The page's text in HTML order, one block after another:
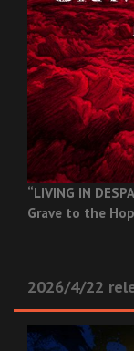
“LIVING IN
Grave to the
2026/4/22